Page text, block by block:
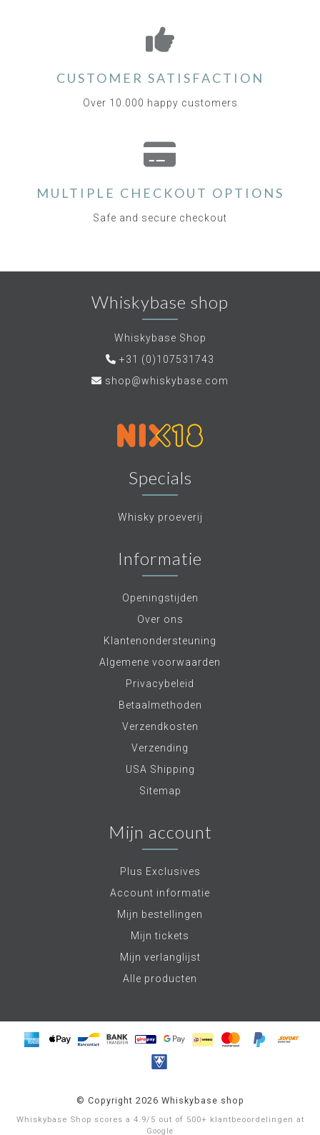
CUSTOMER SATISFACTION
Over 10.000 happy customers
MULTIPLE CHECKOUT OPTIONS
Safe and secure checkout
Whiskybase shop
Whiskybase Shop
+31 (0)107531743
shop@whiskybase.com
Specials
Whisky proeverij
Informatie
Openingstijden
Over ons
Klantenondersteuning
Algemene voorwaarden
Privacybeleid
Betaalmethoden
Verzendkosten
Verzending
USA Shipping
Sitemap
Mijn account
Plus Exclusives
Account informatie
Mijn bestellingen
Mijn tickets
Mijn verlanglijst
Alle producten
© Copyright 2026 Whiskybase shop
Whiskybase Shop scores a 4.9/ 5 out of 500+ klantbeoordelingen at
Google